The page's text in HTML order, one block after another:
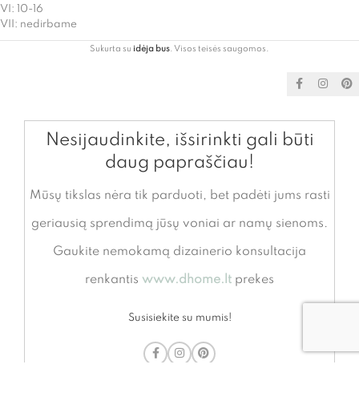
VI: 10-16
VII: nedirbame
Sukurta su idėja bus . Visos teisės saugomos.
Nesijaudinkite, išsirinkti gali būti
daug papraščiau!
Mūsų tikslas nėra tik parduoti, bet padėti jums rasti
geriausią sprendimą jūsų voniai ar namų sienoms.
Gaukite nemokamą dizainerio konsultacija
renkantis www.dhome.lt prekes
Susisiekite su mumis!